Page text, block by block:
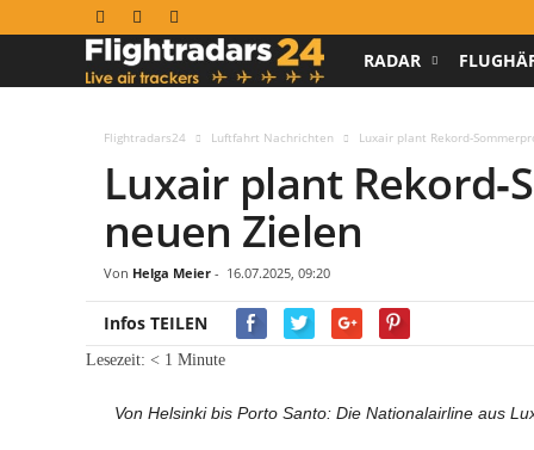
t
RADAR
Flightradars24 Luftfahrt Nachrichten Luxair plant
Luxair plant
neuen Zielen
Von Helga Meier - 16.07.2025, 09:20
Infos TEILEN
Lesezeit: < 1 Minute
Von Helsinki bis Porto Santo: Die Nationalairline aus